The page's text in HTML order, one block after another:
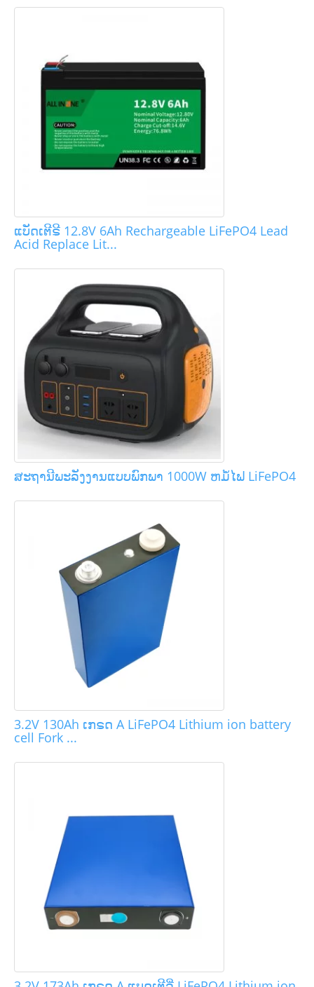
ແບັດເຕີຣີ 12.8V 6Ah Rechargeable LiFePO4 Lead
Acid Replace Lit...
ສະຖານີພະລັງງານແບບພົກພາ 1000W ຫມໍ້ໄຟ LiFePO4
3.2V 130Ah ເກຣດ A LiFePO4 Lithium ion battery
cell Fork ...